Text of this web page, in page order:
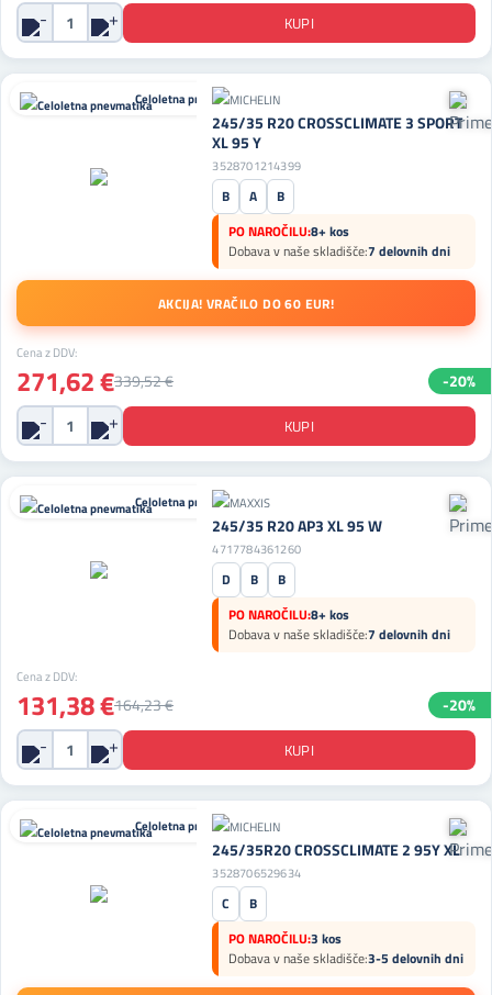
Celoletna pnevmatika
245/35 R20 CROSSCLIMATE 3 SPORT
XL 95 Y
3528701214399
B A
B
PO NAROČILU:8+ kos
Dobava v naše skladišče:7 delovnih dni
AKCIJA! VRAČILO DO 60 EUR!
Cena z DDV:
271,62 €339,52 € -20%
Celoletna pnevmatika
245/35 R20 AP3 XL 95 W
4717784361260
D B
B
PO NAROČILU:8+ kos
Dobava v naše skladišče:7 delovnih dni
Cena z DDV:
131,38 €164,23 € -20%
Celoletna pnevmatika
245/35R20 CROSSCLIMATE 2 95Y XL
3528706529634
C
B
PO NAROČILU:3 kos
Dobava v naše skladišče:3-5 delovnih dni